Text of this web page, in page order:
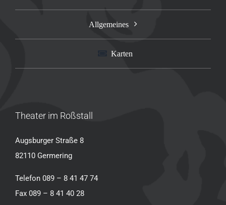
Allgemeines
Karten
Theater im Roßstall
Augsburger Straße 8
82110 Germering
Telefon 089 – 8 41 47 74
Fax 089 – 8 41 40 28